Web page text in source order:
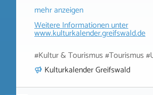
mehr anzeigen
Weitere Informationen unter
www.kulturkalender.greifswald.de
#Kultur & Tourismus #Tourismus
Kulturkalender Greifswald